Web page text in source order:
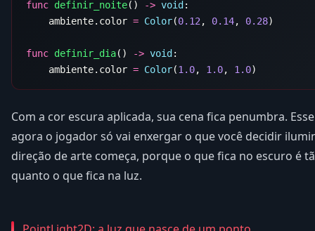
func definir_noite() -> void
    ambiente.color
= Color(0.12 , 0.14, 0.28
func definir_dia() -> void
    ambiente.color
= Color(1.0, 1.0, 1.0
Com a cor escura aplicada, sua cena fica penumbra.
agora o jogador só vai enxergar o que você decidir
direção de arte começa, porque o que fica no escuro é
quanto o que fica na luz.